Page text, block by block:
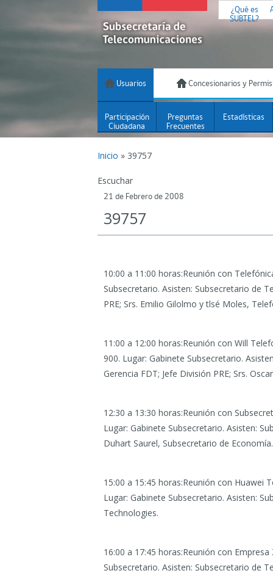
¿Qué es
SUBTEL?
Usuarios Concesionarios y
Participación
Ciudadana
Preguntas
Frecuentes
Estadísticas
Inicio » 39757
Escuchar
21 de Febrero de 2008
39757
10:00 a 11:00 horas:Reunión con
Subsecretario. Asisten: Subsecretario de
PRE; Srs. Emilio Gilolmo y tlsé Moles,
11:00 a 12:00 horas:Reunión con Will
900. Lugar: Gabinete Subsecretario.
Gerencia FDT; Jefe División PRE; Srs.
12:30 a 13:30 horas:Reunión con
Lugar: Gabinete Subsecretario. Asisten:
Duhart Saurel, Subsecretario de Economía.
15:00 a 15:45 horas:Reunión con Huawei
Lugar: Gabinete Subsecretario. Asisten:
Technologies.
16:00 a 17:45 horas:Reunión con Empresa
Subsecretario. Asisten: Subsecretario de